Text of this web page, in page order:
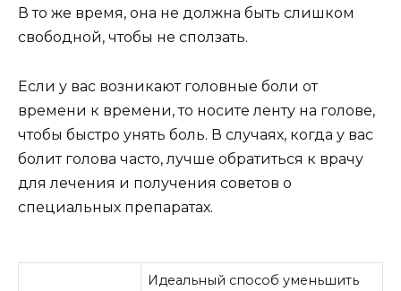
В то же время, она не должна быть слишком
свободной, чтобы не сползать.
Если у вас возникают головные боли от
времени к времени, то носите ленту на голове,
чтобы быстро унять боль. В случаях, когда у вас
болит голова часто, лучше обратиться к врачу
для лечения и получения советов о
специальных препаратах.
Идеальный способ уменьшить